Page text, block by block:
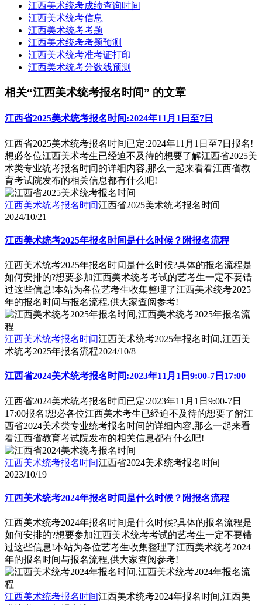
江西美术统考成绩查询时间
江西美术统考信息
江西美术统考考题
江西美术统考考题预测
江西美术统考准考证打印
江西美术统考分数线预测
相关“江西美术统考报名时间” 的文章
江西省2025美术统考报名时间:2024年11月1日至7日
江西省2025美术统考报名时间已定:2024年11月1日至7日报名!
想必各位江西美术考生已经迫不及待的想要了解江西省2025美
术类专业统考报名时间的详细内容,那么一起来看看江西省教
育考试院发布的相关信息都有什么吧!
江西美术统考报名时间江西省2025美术统考报名时间
2024/10/21
江西美术统考2025年报名时间是什么时候？附报名流程
江西美术统考2025年报名时间是什么时候?具体的报名流程是
如何安排的?想要参加江西美术统考考试的艺考生一定不要错
过这些信息!本站为各位艺考生收集整理了江西美术统考2025
年的报名时间与报名流程,供大家查阅参考!
江西美术统考报名时间江西美术统考2025年报名时间,江西美
术统考2025年报名流程2024/10/8
江西省2024美术统考报名时间:2023年11月1日9:00-7日17:00
江西省2024美术统考报名时间已定:2023年11月1日9:00-7日
17:00报名!想必各位江西美术考生已经迫不及待的想要了解江
西省2024美术类专业统考报名时间的详细内容,那么一起来看
看江西省教育考试院发布的相关信息都有什么吧!
江西美术统考报名时间江西省2024美术统考报名时间
2023/10/19
江西美术统考2024年报名时间是什么时候？附报名流程
江西美术统考2024年报名时间是什么时候?具体的报名流程是
如何安排的?想要参加江西美术统考考试的艺考生一定不要错
过这些信息!本站为各位艺考生收集整理了江西美术统考2024
年的报名时间与报名流程,供大家查阅参考!
江西美术统考报名时间江西美术统考2024年报名时间,江西美